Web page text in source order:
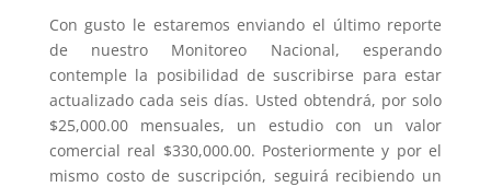
Con gusto le estaremos enviando el último reporte
de nuestro Monitoreo Nacional, esperando
contemple la posibilidad de suscribirse para estar
actualizado cada seis días. Usted obtendrá, por solo
$25,000.00 mensuales, un estudio con un valor
comercial real $330,000.00. Posteriormente y por el
mismo costo de suscripción, seguirá recibiendo un